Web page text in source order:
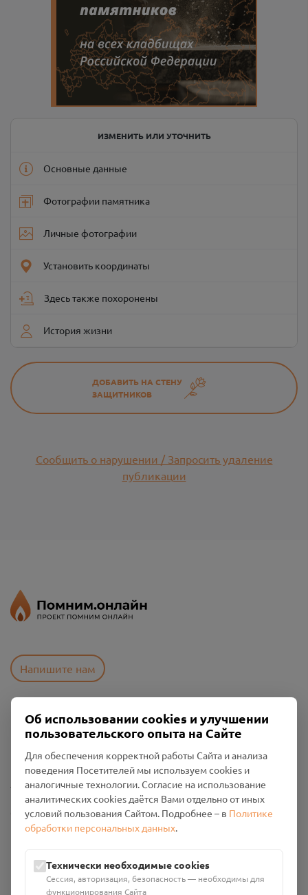
ИЗМЕНИТЬ ИЛИ УТОЧНИТЬ
Основные данные
Фотографии памятника
Личные фотографии
Установить координаты
Здесь также похоронены
История жизни
ДОБАВИТЬ НА СТЕНУ
ЗАЩИТНИКОВ
Сообщить о нарушении / Запросить удаление
публикации
Напишите нам
Пользовательское соглашение
Политика конфиденциальности
Промо-материалы
Настройки cookies
Общество с ограниченной ответственностью «Смоленский
Проект Помним»
Юридический адрес: 216790, Смоленская область, р-н
Руднянский, г. Рудня, улица Западная, д. 26А, пом. 18
Номер счёта: 40702810901130004287 в АО "АЛЬФА-БАНК"
Об использовании cookies и улучшении
пользовательского опыта на Сайте
Для обеспечения корректной работы Сайта и анализа
поведения Посетителей мы используем cookies и
аналогичные технологии. Согласие на использование
аналитических cookies даётся Вами отдельно от иных
условий пользования Сайтом. Подробнее – в Политике
обработки персональных данных.
Технически необходимые cookies
Сессия, авторизация, безопасность — необходимы для
функционирования Сайта